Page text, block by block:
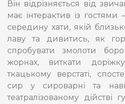
Він відрізняється від
має інтерактив із
середину хати, якій
лаву та дивитись, як
спробувати змолоти
жорнах, виткати
ткацькому верстаті,
сир у сироварні та
театралізованому дійстві